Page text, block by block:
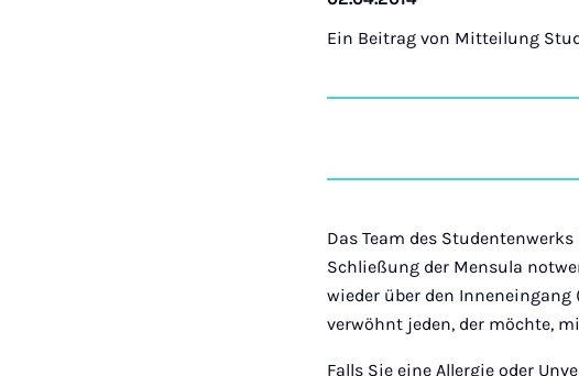
Ein Beitrag von Mitteilung
Das Team des
Schließung der Mensula
wieder über den
verwöhnt jeden, der möchte,
Falls Sie eine Allergie oder